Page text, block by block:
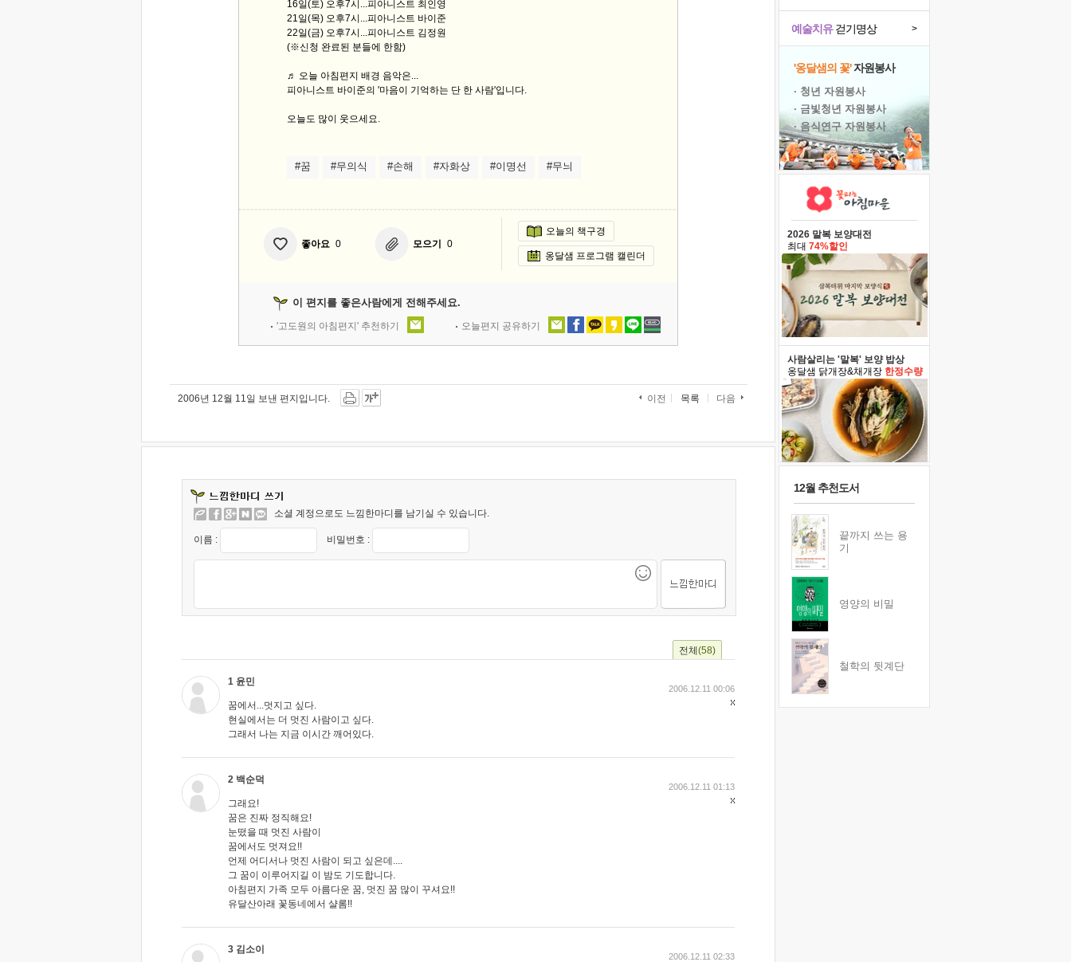
16일(토) 오후7시...피아니스트 최인영
21일(목) 오후7시...피아니스트 바이준
22일(금) 오후7시...피아니스트 김정원
(※신청 완료된 분들에 한함)
♬ 오늘 아침편지 배경 음악은...
피아니스트 바이준의 '마음이 기억하는 단 한 사람'입니다.
오늘도 많이 웃으세요.
#꿈 #무의식 #손해 #자화상 #이명선 #무늬
좋아요 0 모으기 0
오늘의 책구경
옹달샘 프로그램 캘린더
이 편지를 좋은사람에게 전해주세요.
'고도원의 아침편지' 추천하기 오늘편지 공유하기
2006년 12월 11일 보낸 편지입니다. 이전 목록 다음
소셜 계정으로도 느낌한마디를 남기실 수 있습니다.
이름 : 비밀번호 :
전체 (58)
1 윤민
꿈에서...멋지고 싶다.
현실에서는 더 멋진 사람이고 싶다.
그래서 나는 지금 이시간 깨어있다.
2006.12.11 00:06
2 백순덕
그래요!
꿈은 진짜 정직해요!
눈떴을 때 멋진 사람이
꿈에서도 멋져요!!
언제 어디서나 멋진 사람이 되고 싶은데....
그 꿈이 이루어지길 이 밤도 기도합니다.
아침편지 가족 모두 아름다운 꿈, 멋진 꿈 많이 꾸셔요!!
유달산아래 꽃동네에서 샬롬!!
2006.12.11 01:13
3 김소이
2006.12.11 02:33
예술치유걷기명상 >
'옹달샘의 꽃'자원봉사
· 청년 자원봉사
· 금빛청년 자원봉사
· 음식연구 자원봉사
2026 말복 보양대전
최대 74%할인
사람살리는 '말복' 보양 밥상
옹달샘 닭개장&채개장 한정수량
12월 추천도서
끝까지 쓰는 용
기
영양의 비밀
철학의 뒷계단